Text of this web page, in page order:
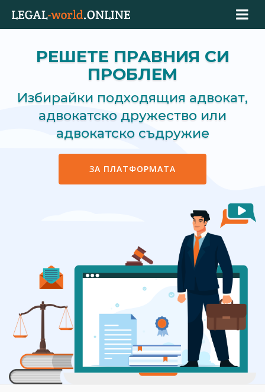
РЕШЕТЕ ПРАВНИЯ СИ
ПРОБЛЕМ
Избирайки подходящия адвокат,
адвокатско дружество или
адвокатско съдружие
ЗА ПЛАТФОРМАТА